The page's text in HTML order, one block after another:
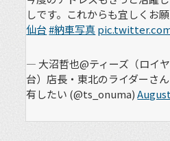
しです。これからも宜しくお
仙台#納車写真
— 大沼哲也@ティーズ（ロイ
台）店長・東北のライダーさ
有したい (@ts_onuma)